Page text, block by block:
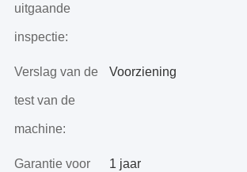
uitgaande
inspectie:
Verslag van de
test van de
machine:
Voorziening
Garantie voor 1 jaar